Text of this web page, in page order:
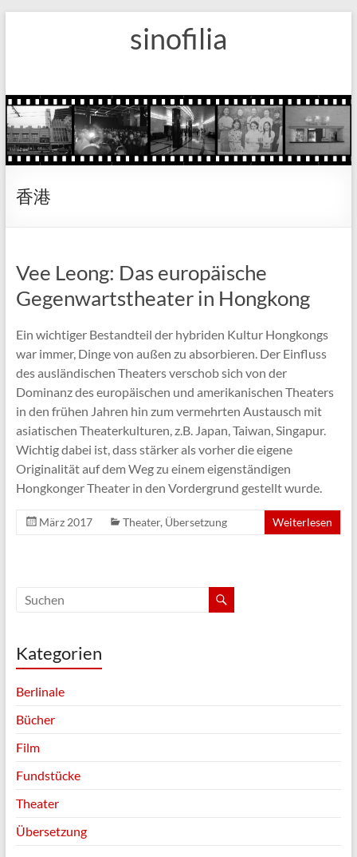
sinofilia
香港
Vee Leong: Das europäische
Gegenwartstheater in Hongkong
Ein wichtiger Bestandteil der hybriden Kultur Hongkongs
war immer, Dinge von außen zu absorbieren. Der Einfluss
des ausländischen Theaters verschob sich von der
Dominanz des europäischen und amerikanischen Theaters
in den frühen Jahren hin zum vermehrten Austausch mit
asiatischen Theaterkulturen, z.B. Japan, Taiwan, Singapur.
Wichtig dabei ist, dass stärker als vorher die eigene
Originalität auf dem Weg zu einem eigenständigen
Hongkonger Theater in den Vordergrund gestellt wurde.
März 2017 Theater, Übersetzung Weiterlesen
Kategorien
Berlinale
Bücher
Film
Fundstücke
Theater
Übersetzung